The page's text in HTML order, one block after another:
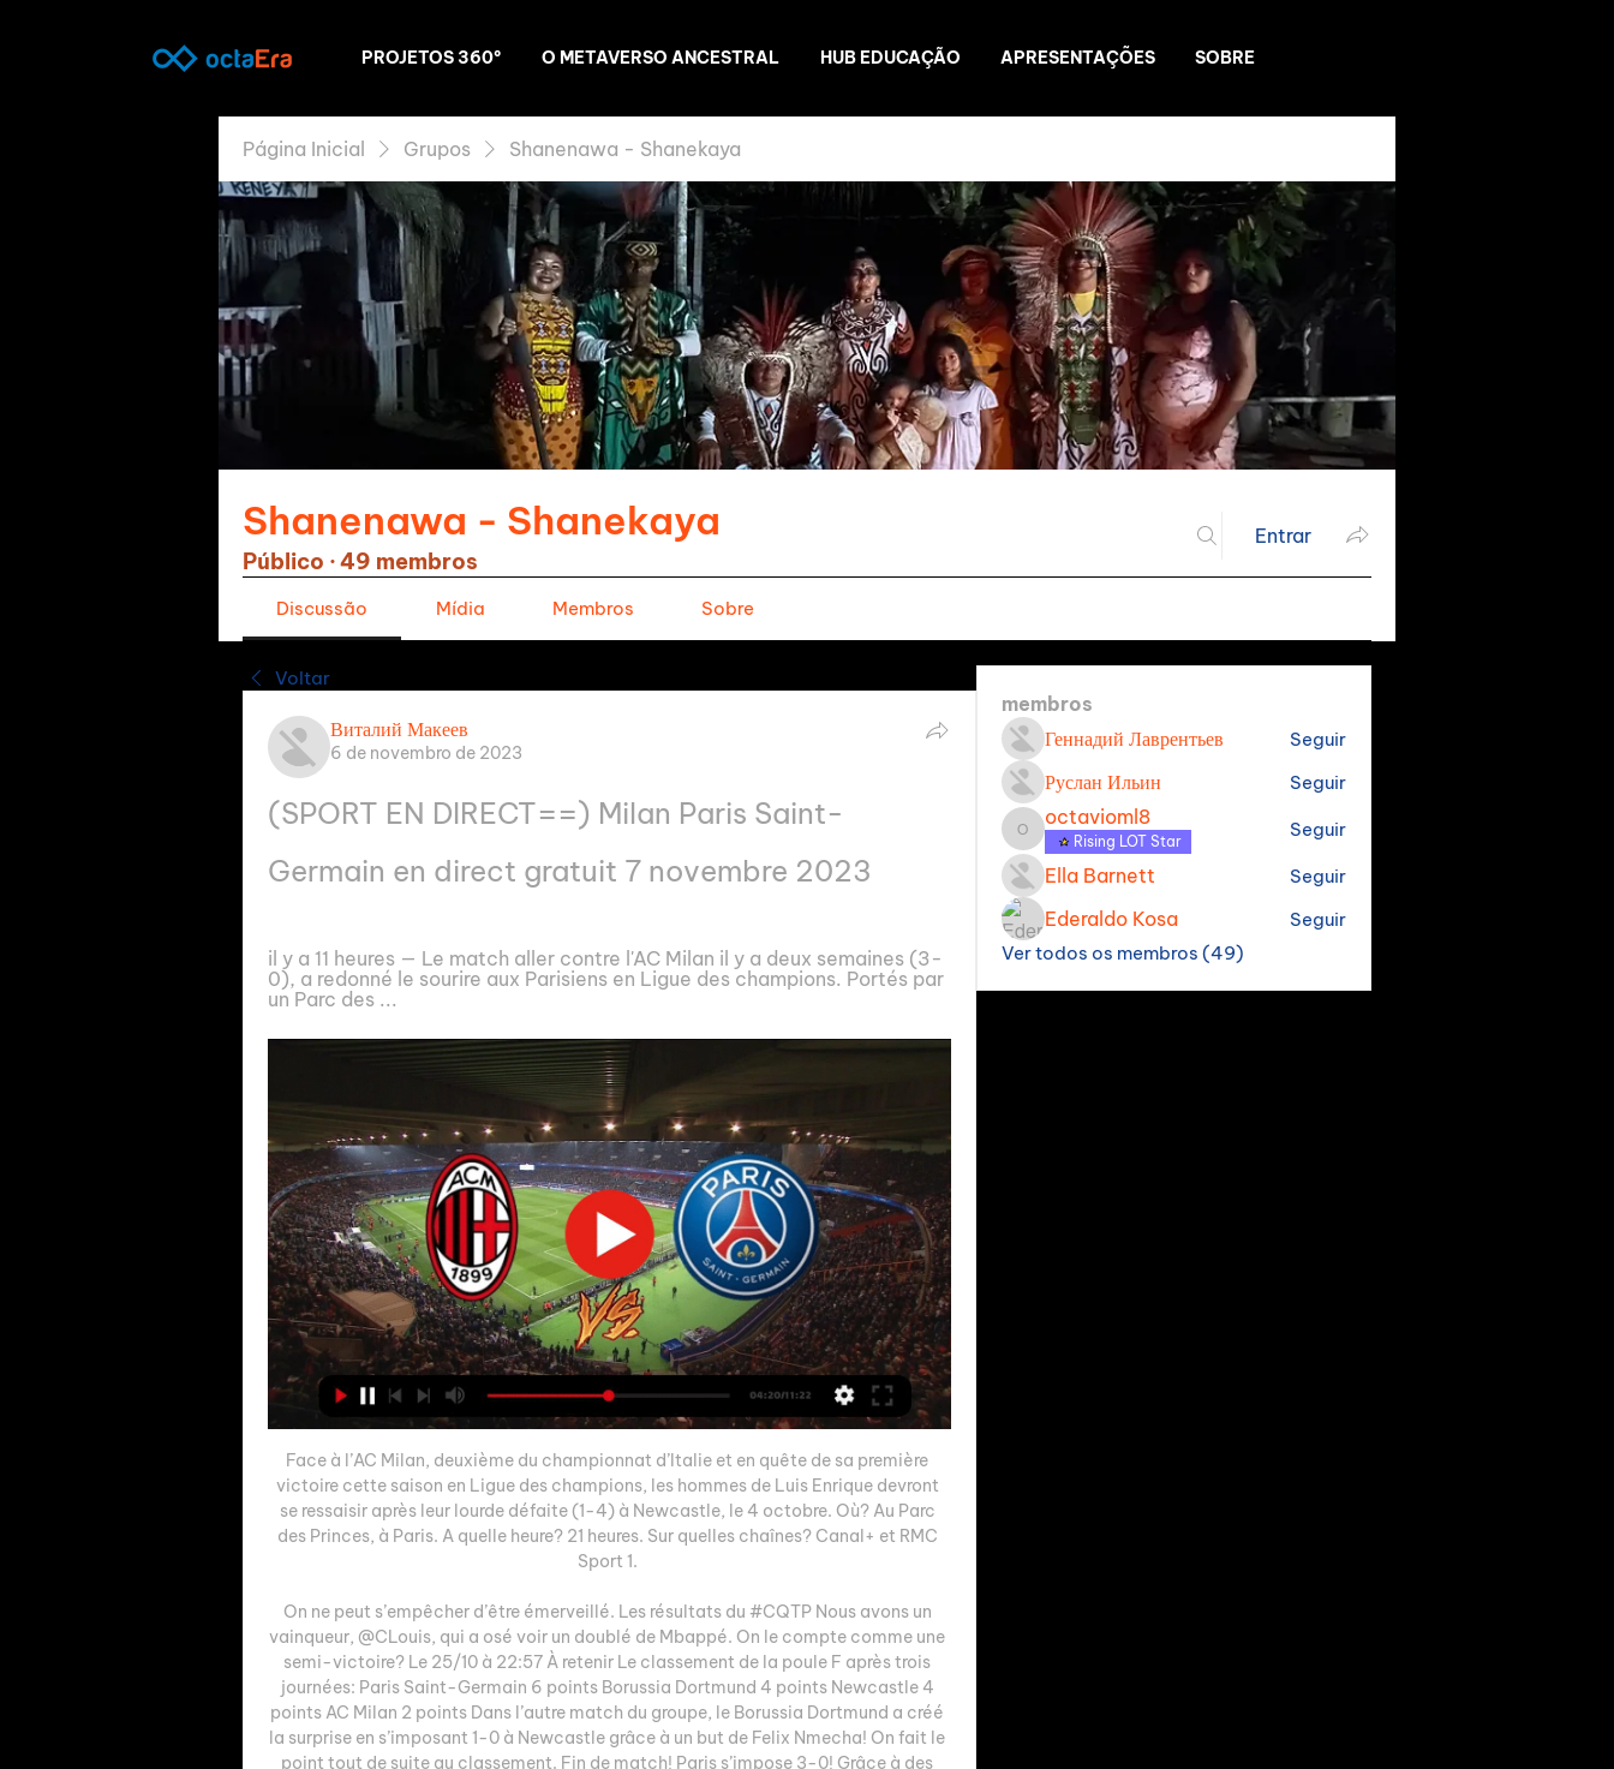
PROJETOS 360º O METAVERSO ANCESTRAL HUB EDUCAÇÃO APRESENTAÇÕES SOBRE
Página Inicial Grupos Shanenawa - Shanekaya
Shanenawa - Shanekaya
Público ·49 membros
Entrar
Discussão Mídia Membros Sobre
Voltar
Виталий Макеев
6 de novembro de 2023
(SPORT EN DIRECT==) Milan Paris Saint-
Germain en direct gratuit 7 novembre 2023
il y a 11 heures — Le match aller contre l'AC Milan il y a deux semaines (3-
0), a redonné le sourire aux Parisiens en Ligue des champions. Portés par
un Parc des ...
Face à l’AC Milan, deuxième du championnat d’Italie et en quête de sa première
victoire cette saison en Ligue des champions, les hommes de Luis Enrique devront
se ressaisir après leur lourde défaite (1-4) à Newcastle, le 4 octobre. Où? Au Parc
des Princes, à Paris. A quelle heure? 21 heures. Sur quelles chaînes? Canal+ et RMC
Sport 1.
On ne peut s’empêcher d’être émerveillé. Les résultats du #CQTP Nous avons un
vainqueur, @CLouis, qui a osé voir un doublé de Mbappé. On le compte comme une
semi-victoire? Le 25/10 à 22:57 À retenir Le classement de la poule F après trois
journées: Paris Saint-Germain 6 points Borussia Dortmund 4 points Newcastle 4
points AC Milan 2 points Dans l’autre match du groupe, le Borussia Dortmund a créé
la surprise en s’imposant 1-0 à Newcastle grâce à un but de Felix Nmecha! On fait le
point tout de suite au classement. Fin de match! Paris s’impose 3-0! Grâce à des
membros
Геннадий Лаврентьев
Seguir
Руслан Ильин Seguir
octavioml8
octavioml8
Rising LOT Star
Seguir
Ella Barnett Seguir
Ederaldo Kosa
Seguir
Ver todos os membros (49)